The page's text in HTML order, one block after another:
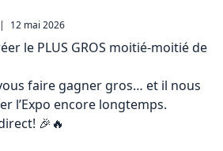
| 12 mai 2026
le PLUS GROS moitié‑moitié de
faire gagner gros… et il nous
l’Expo encore longtemps.
🎉🔥